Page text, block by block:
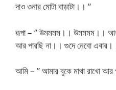
দাও ওনার মোটা বাড়াটা।। ”
রূপা – ” উমমমম।। উমমমম।।
আর পারছি না।। গুদে নেবো
আমি – ” আমার বুকে মাথা রাখো আর